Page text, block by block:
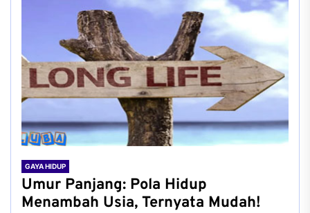
GAYA HIDUP
Umur Panjang: Pola Hidup
Menambah Usia, Ternyata Mudah!